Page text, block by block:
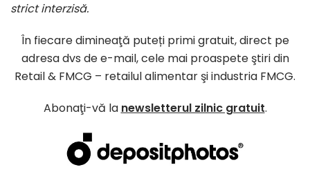
strict interzisă.
În fiecare dimineaţă puteți primi gratuit, direct pe
adresa dvs de e-mail, cele mai proaspete ştiri din
Retail & FMCG – retailul alimentar şi industria FMCG.
Abonaţi-vă la newsletterul zilnic gratuit.